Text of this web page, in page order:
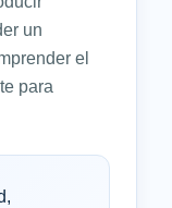
un
el
para